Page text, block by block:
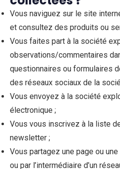
Vous naviguez sur le site
et consultez des produits ou
Vous faites part à la société
observations/commentaires
questionnaires ou formulaires
des réseaux sociaux de la
Vous envoyez à la société
électronique ;
Vous vous inscrivez à la liste
newsletter ;
Vous partagez une page ou
ou par l’intermédiaire d’un